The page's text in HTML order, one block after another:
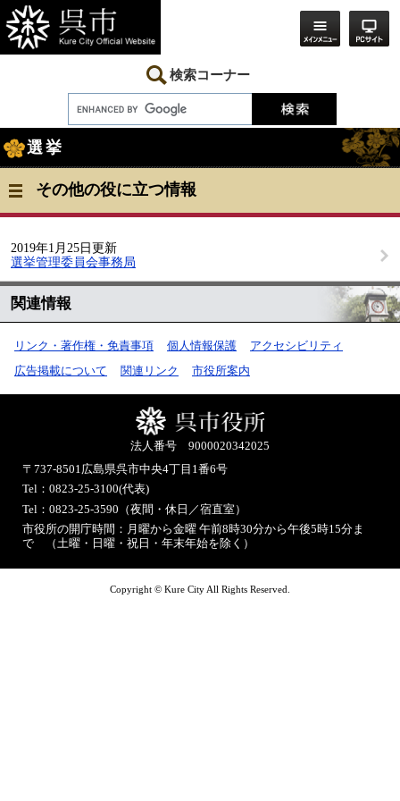
ー
ジ
の
ニ
ュ
ー
て
本
文
へ
検索コーナー
文
選挙
その他の役に立つ情報
2019年1月25日更新
選挙管理委員会事務局
関連情報
リンク・著作権・免責事項 個人情報保護
アクセシビリティ
広告掲載について
関連リンク 市役所案内
法人番号 9000020342025
〒737-8501広島県呉市中央4丁目1番6号
Tel：0823-25-3100(代表)
Tel：0823-25-3590（夜間・休日／宿直室）
市役所の開庁時間：月曜から金曜 午前8時30分から午後5時15分ま
で （土曜・日曜・祝日・年末年始を除く）
Copyright © Kure City All Rights Reserved.